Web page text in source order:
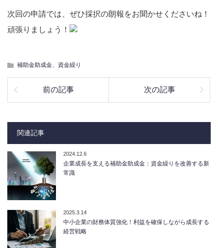
次回の申請では、ぜひ採択の朗報をお聞かせくださいね！
頑張りましょう！
補助金助成金、資金繰り
前の記事 次の記事
関連記事
2024.12.6
企業成長を支える補助金助成金：資金繰りを改善する新
常識
2025.3.14
中小企業の財務体質強化！利益を確保しながら成長する
経営戦略